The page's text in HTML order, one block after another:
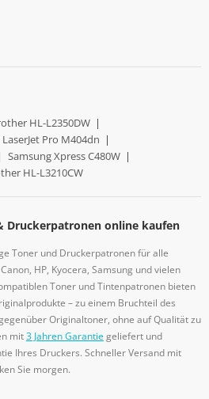
HL-L2350DW |
LaserJet Pro M404dn |
Samsung Xpress C480W |
HL-L3210CW
Druckerpatronen online kaufen
Toner und Druckerpatronen für alle
HP, Kyocera, Samsung und vielen
Toner und Tintenpatronen bieten
– zu einem Bruchteil des
Originaltoner, ohne auf Qualität zu
mit3 Jahren Garantiegeliefert und
Ihres Druckers. Schneller Versand mit
Sie morgen.